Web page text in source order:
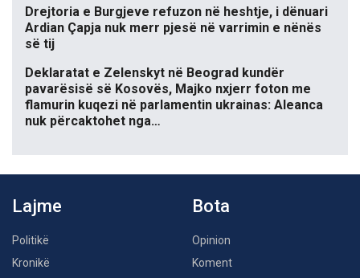
Drejtoria e Burgjeve refuzon në heshtje, i dënuari
Ardian Çapja nuk merr pjesë në varrimin e nënës
së tij
Deklaratat e Zelenskyt në Beograd kundër
pavarësisë së Kosovës, Majko nxjerr foton me
flamurin kuqezi në parlamentin ukrainas: Aleanca
nuk përcaktohet nga…
Lajme
Politikë
Kronikë
Bota
Opinion
Koment